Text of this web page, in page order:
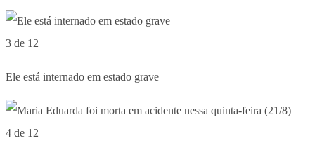
3 de 12
Ele está internado em estado grave
4 de 12